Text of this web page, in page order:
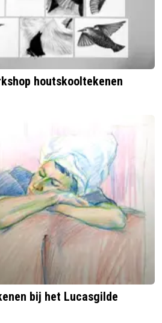
houtskooltekenen
bij het Lucasgilde